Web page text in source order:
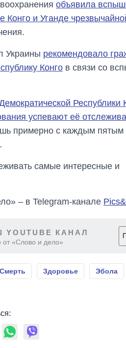
объявила
и Уганде
Украины рекомендовало
Конго в связи со
Республики
успевают её
примерно с каждым пятым
самые интересные и
– в Telegram-канале
КАНАЛ
«Слово и дело»
Смерть Здоровье Эбола